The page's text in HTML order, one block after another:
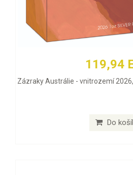
119,94
Zázraky Austrálie - vnitrozemí
Do